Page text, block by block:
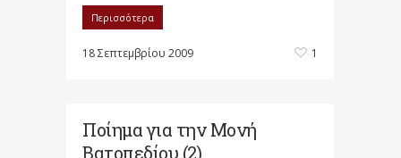
Περισσότερα
18 Σεπτεμβρίου 2009 1
Ποίημα για την Μονή
Βατοπεδίου (2)